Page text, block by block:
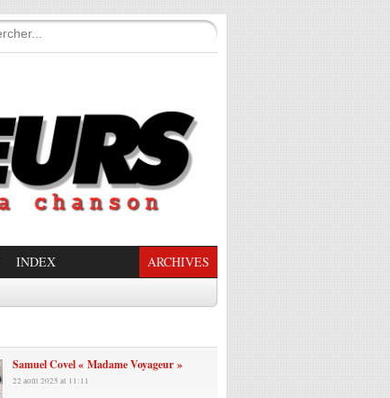
INDEX ARCHIVES
Samuel Covel « Madame Voyageur »
22 août 2025 at 11:11